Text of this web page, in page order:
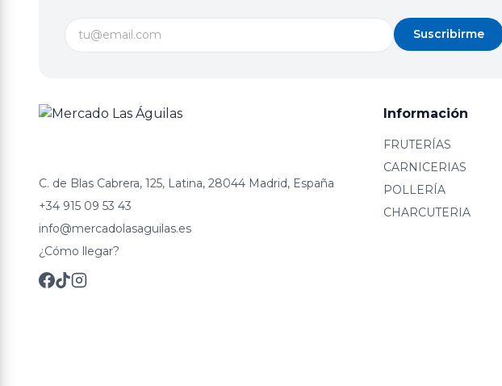
Suscribirme
C. de Blas Cabrera, 125, Latina, 28044 Madrid, España
+34 915 09 53 43
info@mercadolasaguilas.es
¿Cómo llegar?
Información
FRUTERÍAS
CARNICERIAS
POLLERÍA
CHARCUTERIA